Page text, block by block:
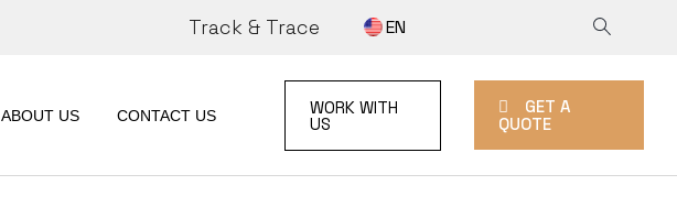
Track & Trace EN
ABOUT US CONTACT US WORK WITH
US
GET A
QUOTE
WORK WITH US